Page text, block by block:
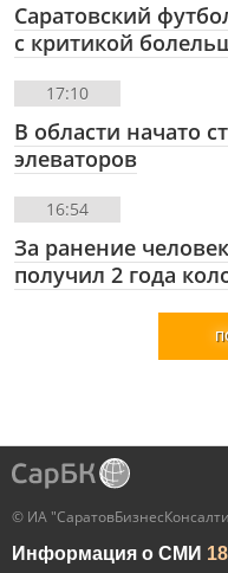
Саратовский
с критикой
17:10
В области начато
элеваторов
16:54
За ранение
получил 2 года
© ИА
Информация о СМИ